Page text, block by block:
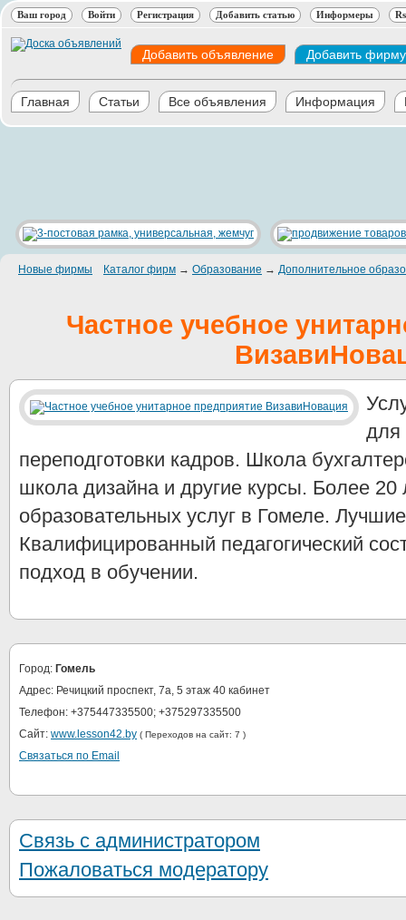
Ваш город Войти Регистрация Добавить статью Информеры
Добавить объявление Добавить фирму
Главная Статьи Все объявления Информация
Новые фирмы Каталог фирм → Образование → Дополнительное
Частное учебное
для
переподготовки кадров. Школа
школа дизайна и другие курсы. Более 20
образовательных услуг в Гомеле.
Квалифицированный педагогический
подход в обучении.
Город: Гомель
Адрес: Речицкий проспект, 7а, 5 этаж 40 кабинет
Телефон: +375447335500; +375297335500
Сайт: www.lesson42.by ( Переходов на сайт: 7 )
Связаться по Email
Связь с администратором
Пожаловаться модератору